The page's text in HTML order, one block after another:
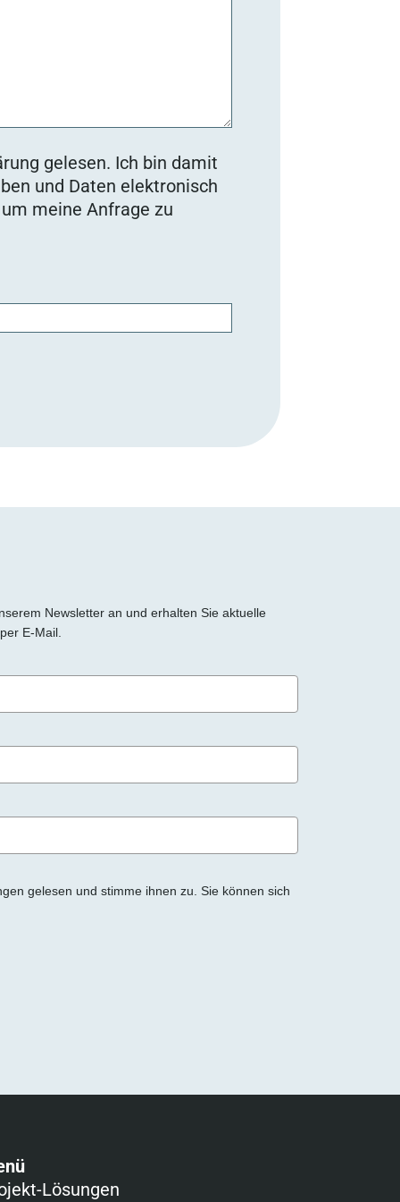
gelesen. Ich bin damit
und Daten elektronisch
meine Anfrage zu
Newsletter an und erhalten Sie aktuelle
E-Mail.
gelesen und stimme ihnen zu. Sie können sich
Lösungen